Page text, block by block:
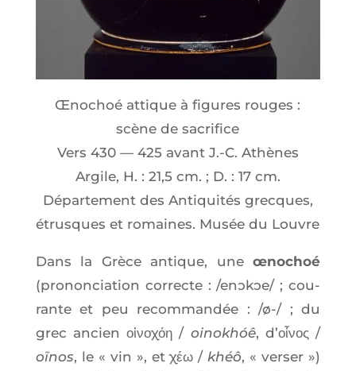
Œno­choé attique à figures rouges :
scène de sacrifice
Vers 430 — 425 avant J.-C. Athènes
Argile, H. : 21,5 cm. ; D. : 17 cm.
Dépar­te­ment des Anti­qui­tés grecques,
étrusques et romaines. Musée du Louvre
Dans la Grèce antique, uneœno­choé
(pro­non­cia­tion cor­recte : /enɔkɔe/ ; cou­
rante et peu recom­man­dée : /ø-/ ; du
grec ancien οἰνοχόη / oino­khóê, d’οἶνος /
oĩnos, le « vin », et χέω / khéô, « ver­ser »)